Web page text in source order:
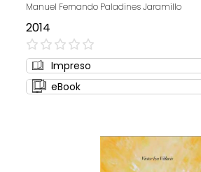
Manuel Fernando Paladines Jaramillo
2014
0%
Impreso
eBook